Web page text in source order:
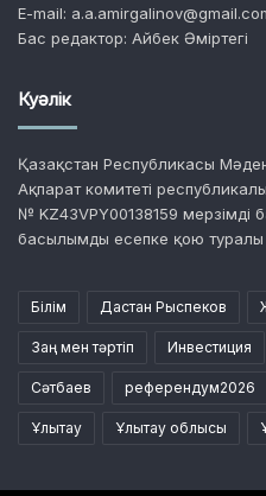
E-mail:
Бас редактор: Айбек Әміртегі
Куәлік
Қазақстан Республикасы
Ақпарат комитеті
№ KZ43VPY00138159 мерзімді
басылымды есепке қою туралы
Білім Дастан Рыспеков
Заң мен тәртіп Инвестиция
Сәтбаев референдум2026
Ұлытау Ұлытау облысы